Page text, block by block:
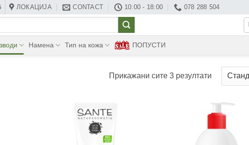
ЛОКАЦИЈА CONTACT 10:00 - 18:00 078 288 504
Намена Тип на кожа ПОПУСТИ
Прикажани сите 3 резултати